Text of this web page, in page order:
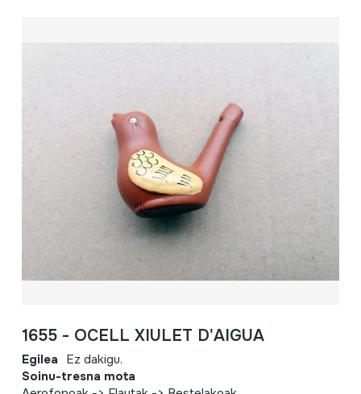
1655 - OCELL XIULET D'AIGUA
Egilea Ez dakigu.
Soinu-tresna mota